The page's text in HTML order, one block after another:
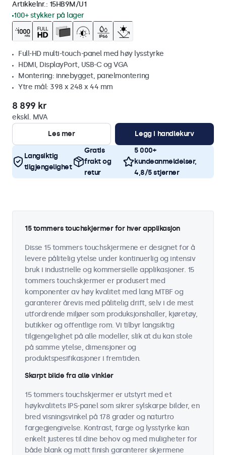
Artikkelnr.: 15HB9M/U1
100+ stykker på lager
Full-HD multi-touch-panel med høy lysstyrke
HDMI, DisplayPort, USB-C og VGA
Montering: innebygget, panelmontering
Ytre mål: 398 x 248 x 44 mm
8 899 kr
ekskl. MVA
Les mer
Legg i handlekurv
Langsiktig
tilgjengelighet
Gratis
frakt og
retur
5 000+
kundeanmeldelser,
4,8/5 stjerner
15 tommers touchskjermer for hver applikasjon
Disse 15 tommers touchskjermene er designet for å
levere pålitelig ytelse under kontinuerlig og intensiv
bruk i industrielle og kommersielle applikasjoner. 15
tommers touchskjermer er produsert med
komponenter av høy kvalitet med lang MTBF og
garanterer årevis med pålitelig drift, selv i de mest
utfordrende miljøer som produksjonshaller, kjøretøy,
butikker og offentlige rom. Vi tilbyr langsiktig
tilgjengelighet på alle modeller, slik at du kan stole
på samme ytelse, dimensjoner og
produktspesifikasjoner i fremtiden.
Skarpt bilde fra alle vinkler
15 tommers touchskjermer er utstyrt med et
høykvalitets IPS-panel som sikrer sylskarpe bilder, en
bred visningsvinkel på 178 grader og naturtro
fargegjengivelse. Kontrast, farge og lysstyrke kan
enkelt justeres til dine behov og med muligheter for
både blank og matt finish garanterer skjermene